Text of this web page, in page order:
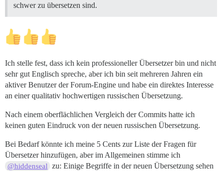
schwer zu übersetzen sind.
Ich stelle fest, dass ich kein professioneller Übersetzer bin und nicht
sehr gut Englisch spreche, aber ich bin seit mehreren Jahren ein
aktiver Benutzer der Forum-Engine und habe ein direktes Interesse
an einer qualitativ hochwertigen russischen Übersetzung.
Nach einem oberflächlichen Vergleich der Commits hatte ich
keinen guten Eindruck von der neuen russischen Übersetzung.
Bei Bedarf könnte ich meine 5 Cents zur Liste der Fragen für
Übersetzer hinzufügen, aber im Allgemeinen stimme ich
@hiddenseal
zu: Einige Begriffe in der neuen Übersetzung sehen